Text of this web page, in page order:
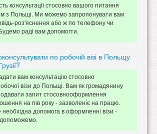
консультації стосовно вашого питання
з Польщі. Ми можемо запропонувати вам
роз'яснення або ж по телефону чи
раді вам допомогти.
по робочій візі в Польщу
вам консультацію стосовно
візи до Польщі. Вам як громадянину
запит стосовнооформлення
на пів року - зазволеніє на працю.
допомога в оформленні візи -